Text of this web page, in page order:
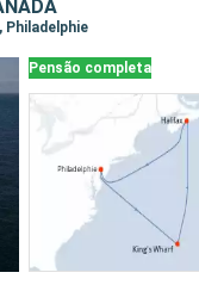
Philadelphie
Pensão completa